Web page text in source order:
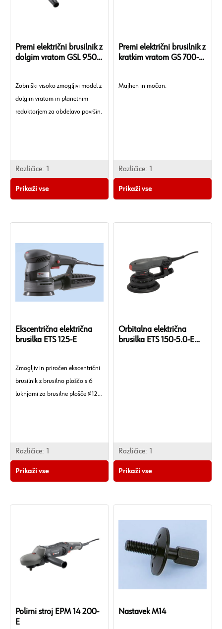
Premi električni brusilnik z
dolgim vratom GSL 950-
Zobniški visoko zmogljivi model z
dolgim ​​vratom in planetnim
reduktorjem za obdelavo površin.
Različice: 1
Prikaži vse
Premi električni brusilnik z
kratkim vratom GS 700-E
Majhen in močan.
Različice: 1
Prikaži vse
Ekscentrična električna
brusilka ETS 125-E
Zmogljiv in priročen ekscentrični
brusilnik z brusilno ploščo s 6
luknjami za brusilne plošče ∅125
Različice: 1
Prikaži vse
Orbitalna električna
brusilka ETS 150-5.0-E
Različice: 1
Prikaži vse
Polirni stroj EPM 14 200-
E
Nastavek M14